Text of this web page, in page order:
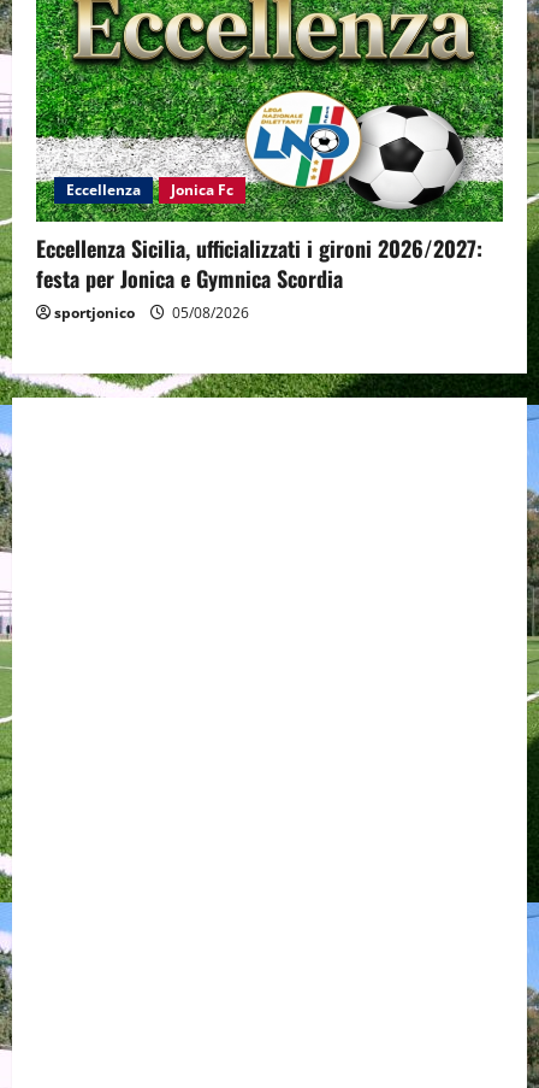
Eccellenza Jonica Fc
Eccellenza Sicilia, ufficializzati i gironi 2026/2027:
festa per Jonica e Gymnica Scordia
sportjonico 05/08/2026